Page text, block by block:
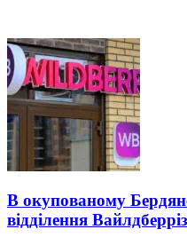
В окупованому
відділення Вайлдберріз